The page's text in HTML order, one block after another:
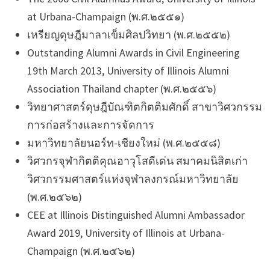
at Urbana-Champaign (พ.ศ.๒๕๕๑)
เหรียญดุษฎีมาลาเข็มศิลปวิทยา (พ.ศ.๒๕๕๒)
Outstanding Alumni Awards in Civil Engineering
19th March 2013, University of Illinois Alumni
Association Thailand chapter (พ.ศ.๒๕๕๖)
วิทยาศาสตร์ดุษฎีบัณฑิตกิตติมศักดิ์ สาขาวิศวกรรม
การก่อสร้างและการจัดการ
มหาวิทยาลัยนอร์ท-เชียงใหม่ (พ.ศ.๒๕๕๘)
วิศวกรจุฬากิตติคุณอาวุโสดีเด่น สมาคมนิสิตเก่า
วิศวกรรมศาสตร์แห่งจุฬาลงกรณ์มหาวิทยาลัย
(พ.ศ.๒๕๖๒)
CEE at Illinois Distinguished Alumni Ambassador
Award 2019, University of Illinois at Urbana-
Champaign (พ.ศ.๒๕๖๒)